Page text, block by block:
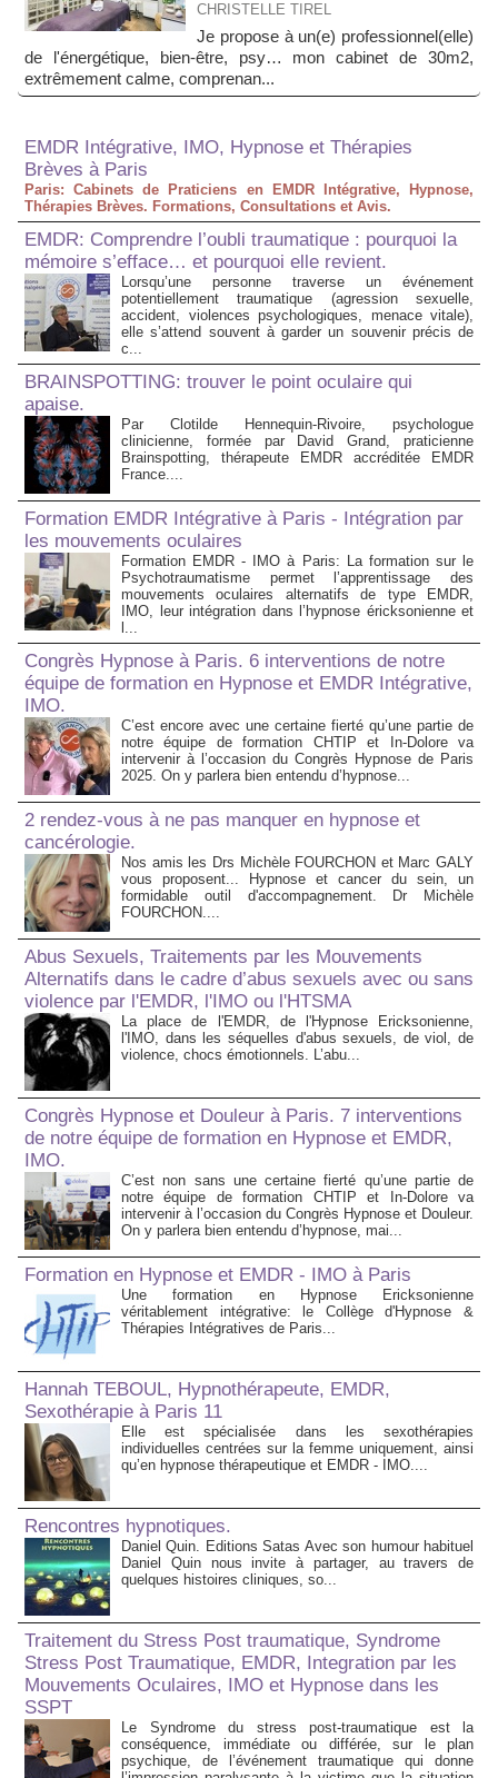
CHRISTELLE TIREL
Je propose à un(e) professionnel(elle)
de l'énergétique, bien-être, psy… mon cabinet de 30m2,
extrêmement calme, comprenan...
EMDR Intégrative, IMO, Hypnose et Thérapies
Brèves à Paris
Paris: Cabinets de Praticiens en EMDR Intégrative, Hypnose,
Thérapies Brèves. Formations, Consultations et Avis.
EMDR: Comprendre l’oubli traumatique : pourquoi la
mémoire s’efface… et pourquoi elle revient.
Lorsqu’une personne traverse un événement
potentiellement traumatique (agression sexuelle,
accident, violences psychologiques, menace vitale),
elle s’attend souvent à garder un souvenir précis de
c...
BRAINSPOTTING: trouver le point oculaire qui
apaise.
Par Clotilde Hennequin-Rivoire, psychologue
clinicienne, formée par David Grand, praticienne
Brainspotting, thérapeute EMDR accréditée EMDR
France....
Formation EMDR Intégrative à Paris - Intégration par
les mouvements oculaires
Formation EMDR - IMO à Paris: La formation sur le
Psychotraumatisme permet l’apprentissage des
mouvements oculaires alternatifs de type EMDR,
IMO, leur intégration dans l’hypnose éricksonienne et
l...
Congrès Hypnose à Paris. 6 interventions de notre
équipe de formation en Hypnose et EMDR Intégrative,
IMO.
C’est encore avec une certaine fierté qu’une partie de
notre équipe de formation CHTIP et In-Dolore va
intervenir à l’occasion du Congrès Hypnose de Paris
2025. On y parlera bien entendu d’hypnose...
2 rendez-vous à ne pas manquer en hypnose et
cancérologie.
Nos amis les Drs Michèle FOURCHON et Marc GALY
vous proposent... Hypnose et cancer du sein, un
formidable outil d'accompagnement. Dr Michèle
FOURCHON....
Abus Sexuels, Traitements par les Mouvements
Alternatifs dans le cadre d’abus sexuels avec ou sans
violence par l'EMDR, l'IMO ou l'HTSMA
La place de l'EMDR, de l'Hypnose Ericksonienne,
l'IMO, dans les séquelles d'abus sexuels, de viol, de
violence, chocs émotionnels. L’abu...
Congrès Hypnose et Douleur à Paris. 7 interventions
de notre équipe de formation en Hypnose et EMDR,
IMO.
C’est non sans une certaine fierté qu’une partie de
notre équipe de formation CHTIP et In-Dolore va
intervenir à l’occasion du Congrès Hypnose et Douleur.
On y parlera bien entendu d’hypnose, mai...
Formation en Hypnose et EMDR - IMO à Paris
Une formation en Hypnose Ericksonienne
véritablement intégrative: le Collège d'Hypnose &
Thérapies Intégratives de Paris...
Hannah TEBOUL, Hypnothérapeute, EMDR,
Sexothérapie à Paris 11
Elle est spécialisée dans les sexothérapies
individuelles centrées sur la femme uniquement, ainsi
qu’en hypnose thérapeutique et EMDR - IMO....
Rencontres hypnotiques.
Daniel Quin. Editions Satas Avec son humour habituel
Daniel Quin nous invite à partager, au travers de
quelques histoires cliniques, so...
Traitement du Stress Post traumatique, Syndrome
Stress Post Traumatique, EMDR, Integration par les
Mouvements Oculaires, IMO et Hypnose dans les
SSPT
Le Syndrome du stress post-traumatique est la
conséquence, immédiate ou différée, sur le plan
psychique, de l’événement traumatique qui donne